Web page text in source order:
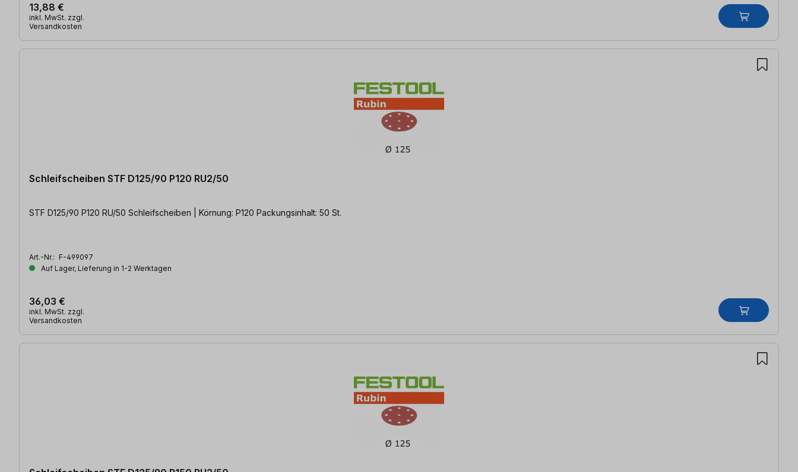
13,88 €
inkl. MwSt. zzgl.
Versandkosten
Schleifscheiben STF D125/90 P120 RU2/50
STF D125/90 P120 RU/50 Schleifscheiben | Körnung: P120 Packungsinhalt: 50 St.
Art.-Nr.: F-499097
Auf Lager, Lieferung in 1-2 Werktagen
36,03 €
inkl. MwSt. zzgl.
Versandkosten